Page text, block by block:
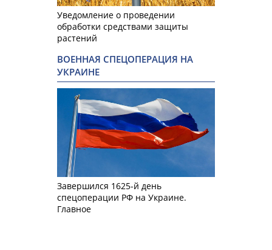
Уведомление о проведении
обработки средствами защиты
растений
ВОЕННАЯ СПЕЦОПЕРАЦИЯ НА
УКРАИНЕ
Завершился 1625-й день
спецоперации РФ на Украине.
Главное